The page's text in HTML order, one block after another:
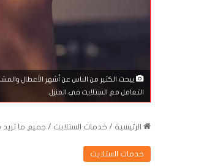
يبحث الكثير من الناس عن أشهر الأعطال
التعامل مع الستلايت في المنزل.
الرئيسية / خدمات الستلايت / جميع ما
خدمات الستلايت